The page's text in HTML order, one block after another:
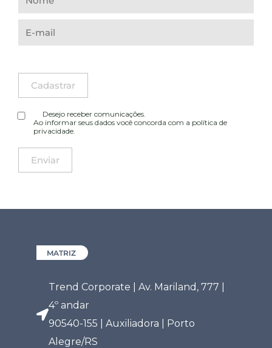
Desejo receber comunicações.
Ao informar seus dados você concorda com a política de
privacidade.
MATRIZ
Trend Corporate | Av. Mariland, 777 |
4º andar
90540-155 | Auxiliadora | Porto
Alegre/RS